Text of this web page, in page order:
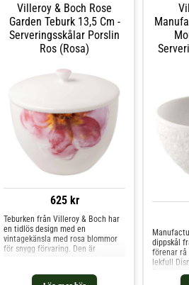
olika
Speciell
uttryck.-
Villeroy & Boch Rose
Garden Teburk 13,5 Cm -
Serveringsskålar Porslin
Ros (Rosa)
625 kr
Teburken från Villeroy & Boch har
en tidlös design med en
vintagekänsla med rosa blommor
för snygg förvaring. Den är
festtillfällen. Mixa och matcha
dippskål
förenar rå
lekfull
Den